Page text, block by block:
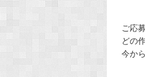
ご応
どの
今か